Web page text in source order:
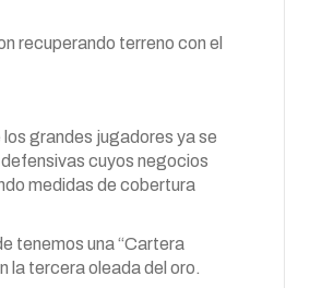
recuperando terreno con el
grandes jugadores ya se
cuyos negocios
medidas de cobertura
tenemos una “Cartera
la tercera oleada del oro.